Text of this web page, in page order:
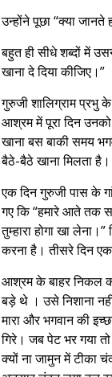
उन्होंने पूछा “क्या जानते
बहुत ही सीधे शब्दों में
खाना दे दिया कीजिए।”
गुरुजी शालिग्राम प्रभु
आश्रम में पूरा दिन
खाना बस बाकी समय
बैठे-बैठे खाना मिलता है।
एक दिन गुरुजी पास के
गए कि “हमारे आते तक
तुम्हारा होगा खा
करना है। तीसरे दिन
आश्रम के बाहर निकल
बड़े थे । उसे निशाना
मारा और भगवान की
गिरे। जब पेट भर गया
क्यों ना जामुन में टीका